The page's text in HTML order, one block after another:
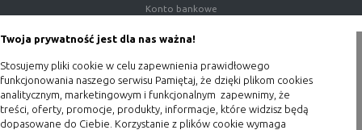
Twoja prywatność jest dla nas ważna!
Stosujemy pliki cookie w celu zapewnienia prawidłowego
funkcjonowania naszego serwisu Pamiętaj, że dzięki plikom cookies
analitycznym, marketingowym i funkcjonalnym zapewnimy, że
treści, oferty, promocje, produkty, informacje, które widzisz będą
dopasowane do Ciebie. Korzystanie z plików cookie wymaga
Konto bankowe
Blog
Zakupy